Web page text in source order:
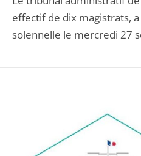
effectif de dix magistrats,
solennelle le mercredi 27